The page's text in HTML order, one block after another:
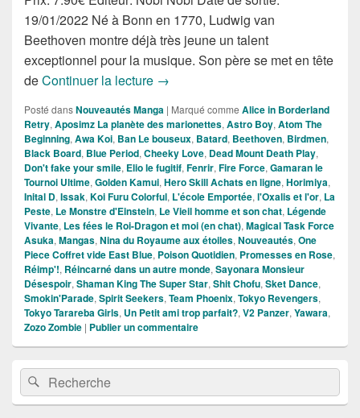
19/01/2022 Né à Bonn en 1770, Ludwig van
Beethoven montre déjà très jeune un talent
exceptionnel pour la musique. Son père se met en tête
deContinuer la lecture Nouveautés Mangas de la
→
Posté dansNouveautés Manga | Marqué comme Alice in Borderland
Retry, Aposimz La planète des marionettes, Astro Boy, Atom The
Beginning, Awa Koi, Ban Le bouseux, Batard, Beethoven, Birdmen,
Black Board, Blue Period, Cheeky Love, Dead Mount Death Play,
Don't fake your smile, Elio le fugitif, Fenrir, Fire Force, Gamaran le
Tournoi Ultime, Golden Kamui, Hero Skill Achats en ligne, Horimiya,
Inital D, Issak, Koi Furu Colorful, L'école Emportée, l'Oxalis et l'or, La
Peste, Le Monstre d'Einstein, Le Vieil homme et son chat, Légende
Vivante, Les fées le Roi-Dragon et moi (en chat), Magical Task Force
Asuka, Mangas, Nina du Royaume aux étoiles, Nouveautés, One
Piece Coffret vide East Blue, Poison Quotidien, Promesses en Rose,
Réimp'!, Réincarné dans un autre monde, Sayonara Monsieur
Désespoir, Shaman King The Super Star, Shit Chofu, Sket Dance,
Smokin'Parade, Spirit Seekers, Team Phoenix, Tokyo Revengers,
Tokyo Tarareba Girls, Un Petit ami trop parfait?, V2 Panzer, Yawara,
Zozo Zombie | Publier un commentaire
Zone
principale
de
widget
Recherche :Rechercher